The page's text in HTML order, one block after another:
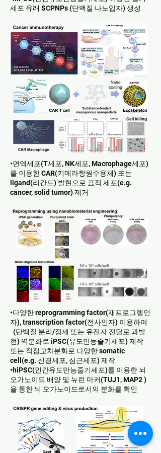
세포 유래 SCPNPs (단백질 나노입자) 생성
•면역세포(T세포, NK세포, Macrophage세포)
를 이용한 CAR(키메라항원수용체) 또는
ligand(리간드) 발현으로 표적 세포(e.g.
cancer, solid tumor) 제거
•다양한 reprogramming factor(재프로그램인
자), transcription factor(전사인자) 이용하여
(단백질 분리/정제 또는 유전자 전달로 과발
현) 역분화로 iPSC(유도만능줄기세포) 제작
또는 직접교차분화로 다양한 somatic
cell(e.g. 신경세포, 심근세포) 제작
•hiPSC(인간유도만능줄기세포)를 이용한 뇌
오가노이드 배양 및 뉴런 마커(TUJ1, MAP2 )
을 통한 뇌 오가노이드로서의 분화를 확인